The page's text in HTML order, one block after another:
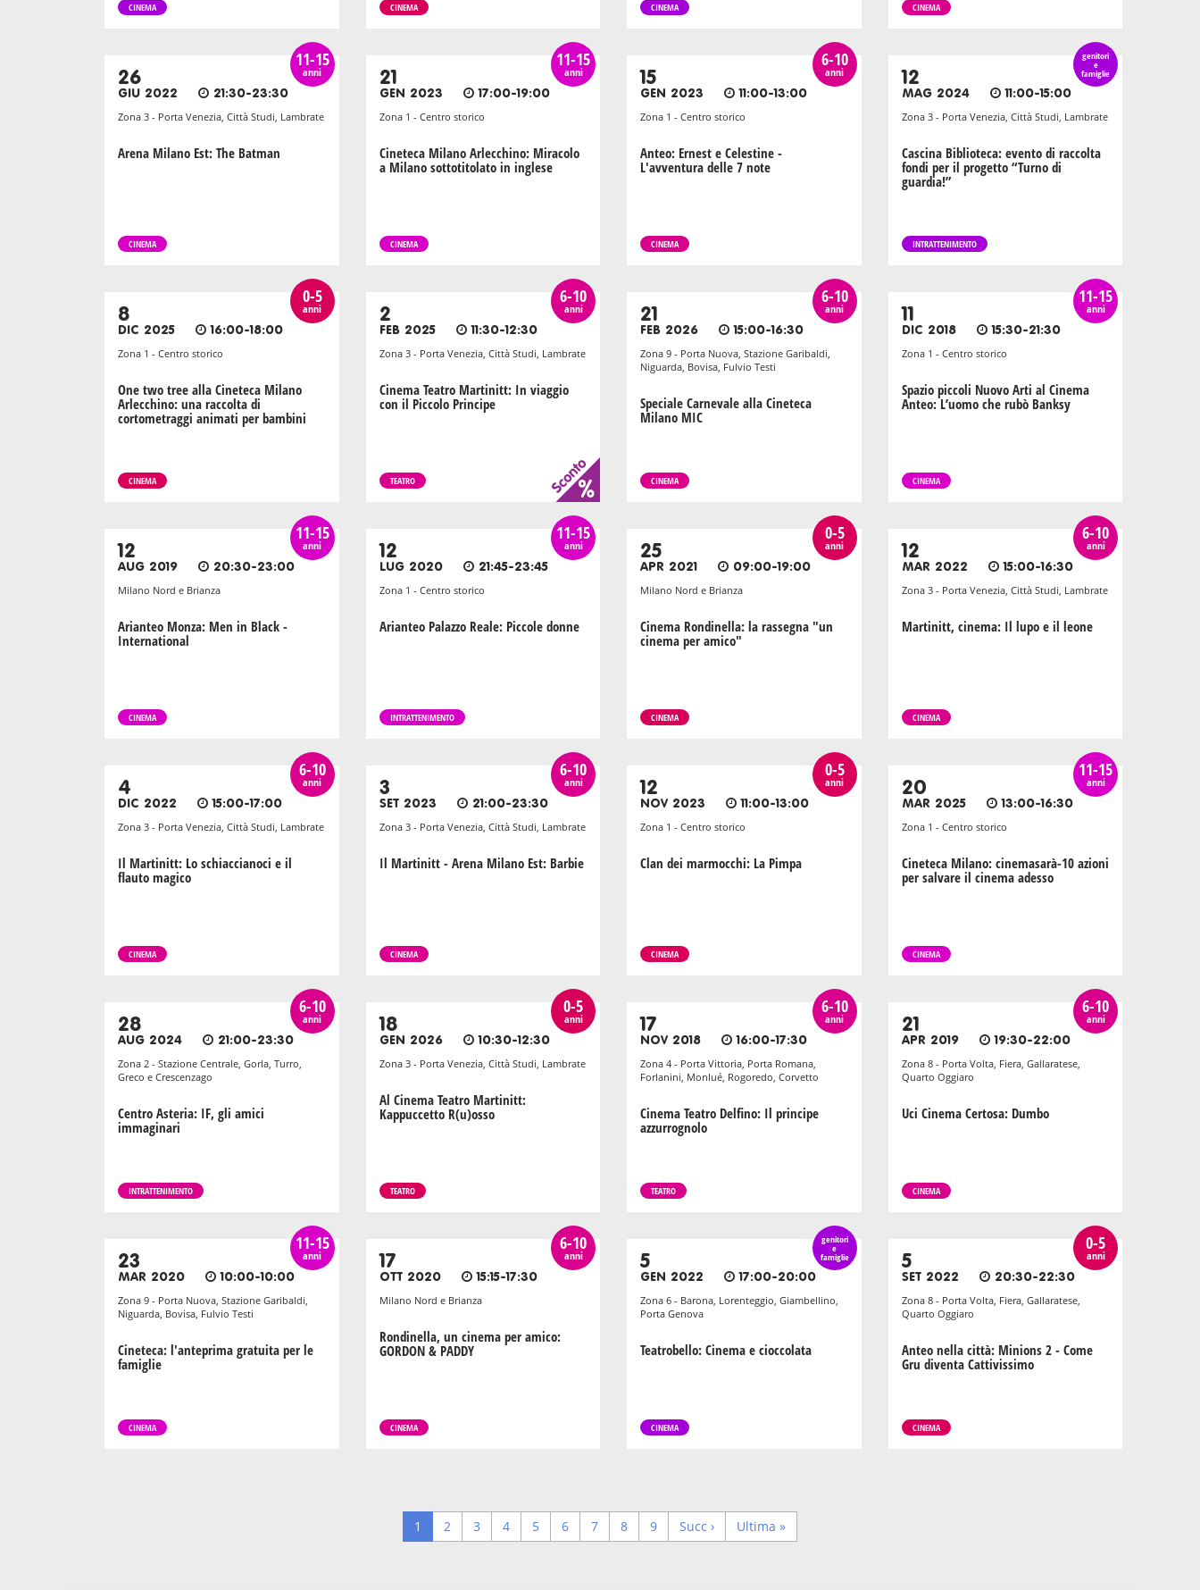
CINEMA CINEMA CINEMA CINEMA
11-15
anni
26
GIU 2022 21:30-23:30
Zona 3 - Porta Venezia, Città Studi, Lambrate
Arena Milano Est: The Batman
CINEMA
11-15
anni
21
GEN 2023 17:00-19:00
Zona 1 - Centro storico
Cineteca Milano Arlecchino: Miracolo
a Milano sottotitolato in inglese
CINEMA
6-10
anni
15
GEN 2023 11:00-13:00
Zona 1 - Centro storico
Anteo: Ernest e Celestine -
L'avventura delle 7 note
CINEMA
genitori
e
famiglie
12
MAG 2024 11:00-15:00
Zona 3 - Porta Venezia, Città Studi, Lambrate
Cascina Biblioteca: evento di raccolta
fondi per il progetto “Turno di
guardia!”
INTRATTENIMENTO
0-5
anni
8
DIC 2025 16:00-18:00
Zona 1 - Centro storico
One two tree alla Cineteca Milano
Arlecchino: una raccolta di
cortometraggi animati per bambini
CINEMA
6-10
anni
2
FEB 2025 11:30-12:30
Zona 3 - Porta Venezia, Città Studi, Lambrate
Cinema Teatro Martinitt: In viaggio
con il Piccolo Principe
TEATRO
6-10
anni
21
FEB 2026 15:00-16:30
Zona 9 - Porta Nuova, Stazione Garibaldi,
Niguarda, Bovisa, Fulvio Testi
Speciale Carnevale alla Cineteca
Milano MIC
CINEMA
11-15
anni
11
DIC 2018 15:30-21:30
Zona 1 - Centro storico
Spazio piccoli Nuovo Arti al Cinema
Anteo: L’uomo che rubò Banksy
CINEMA
11-15
anni
12
AUG 2019 20:30-23:00
Milano Nord e Brianza
Arianteo Monza: Men in Black -
International
CINEMA
11-15
anni
12
LUG 2020 21:45-23:45
Zona 1 - Centro storico
Arianteo Palazzo Reale: Piccole donne
INTRATTENIMENTO
0-5
anni
25
APR 2021 09:00-19:00
Milano Nord e Brianza
Cinema Rondinella: la rassegna "un
cinema per amico"
CINEMA
6-10
anni
12
MAR 2022 15:00-16:30
Zona 3 - Porta Venezia, Città Studi, Lambrate
Martinitt, cinema: Il lupo e il leone
CINEMA
6-10
anni
4
DIC 2022 15:00-17:00
Zona 3 - Porta Venezia, Città Studi, Lambrate
Il Martinitt: Lo schiaccianoci e il
flauto magico
CINEMA
6-10
anni
3
SET 2023 21:00-23:30
Zona 3 - Porta Venezia, Città Studi, Lambrate
Il Martinitt - Arena Milano Est: Barbie
CINEMA
0-5
anni
12
NOV 2023 11:00-13:00
Zona 1 - Centro storico
Clan dei marmocchi: La Pimpa
CINEMA
11-15
anni
20
MAR 2025 13:00-16:30
Zona 1 - Centro storico
Cineteca Milano: cinemasarà-10 azioni
per salvare il cinema adesso
CINEMA
6-10
anni
28
AUG 2024 21:00-23:30
Zona 2 - Stazione Centrale, Gorla, Turro,
Greco e Crescenzago
Centro Asteria: IF, gli amici
immaginari
INTRATTENIMENTO
0-5
anni
18
GEN 2026 10:30-12:30
Zona 3 - Porta Venezia, Città Studi, Lambrate
Al Cinema Teatro Martinitt:
Kappuccetto R(u)osso
TEATRO
6-10
anni
17
NOV 2018 16:00-17:30
Zona 4 - Porta Vittoria, Porta Romana,
Forlanini, Monlué, Rogoredo, Corvetto
Cinema Teatro Delfino: Il principe
azzurrognolo
TEATRO
6-10
anni
21
APR 2019 19:30-22:00
Zona 8 - Porta Volta, Fiera, Gallaratese,
Quarto Oggiaro
Uci Cinema Certosa: Dumbo
CINEMA
11-15
anni
23
MAR 2020 10:00-10:00
Zona 9 - Porta Nuova, Stazione Garibaldi,
Niguarda, Bovisa, Fulvio Testi
Cineteca: l'anteprima gratuita per le
famiglie
CINEMA
6-10
anni
17
OTT 2020 15:15-17:30
Milano Nord e Brianza
Rondinella, un cinema per amico:
GORDON & PADDY
CINEMA
genitori
e
famiglie
5
GEN 2022 17:00-20:00
Zona 6 - Barona, Lorenteggio, Giambellino,
Porta Genova
Teatrobello: Cinema e cioccolata
CINEMA
0-5
anni
5
SET 2022 20:30-22:30
Zona 8 - Porta Volta, Fiera, Gallaratese,
Quarto Oggiaro
Anteo nella città: Minions 2 - Come
Gru diventa Cattivissimo
CINEMA
Pagina
corrente
1 Page
2 Page
3 Page
4 Page
5 Page
6 Page
7 Page
8 Page
9
Next
page
Succ ›
Last
page
Ultima »